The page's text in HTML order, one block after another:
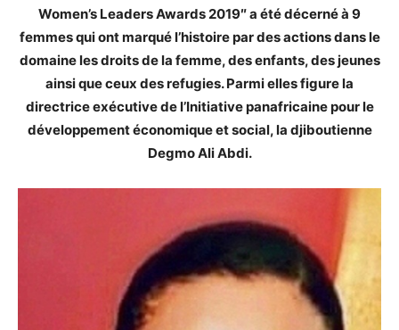
Women’s Leaders Awards 2019″ a été décerné à 9
femmes qui ont marqué l’histoire par des actions dans le
domaine les droits de la femme, des enfants, des jeunes
ainsi que ceux des refugies. Parmi elles figure la
directrice exécutive de l’Initiative panafricaine pour le
développement économique et social, la djiboutienne
Degmo Ali Abdi.